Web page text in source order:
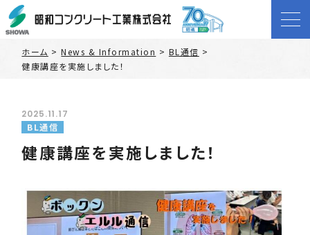
ホーム >News & Information > BL通信 >
健康講座を実施しました！
2025.11.17
BL通信
健康講座を実施しました！